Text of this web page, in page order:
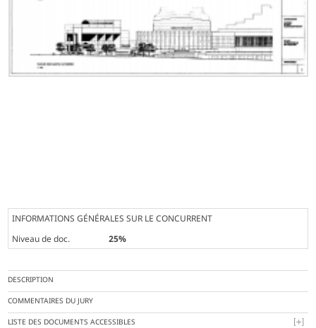
INFORMATIONS GÉNÉRALES SUR LE CONCURRENT
Niveau de doc.
25%
DESCRIPTION
COMMENTAIRES DU JURY
LISTE DES DOCUMENTS ACCESSIBLES